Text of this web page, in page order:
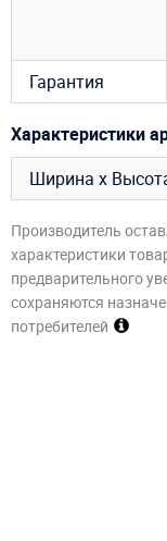
Гарантия
Характеристики
Ширина х
Производитель
характеристики
предварительного
сохраняются
потребителей